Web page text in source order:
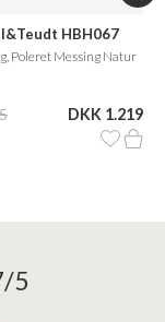
HBH067
Poleret Messing Natur
DKK 1.219
5